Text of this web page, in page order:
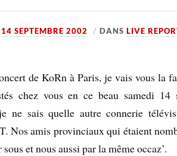
14 SEPTEMBRE 2002 DANSLIVE
de KoRn à Paris, je vais vous la
chez vous en ce beau samedi
ne sais quelle autre connerie
Nos amis provinciaux qui étaient
et nous aussi par la même occaz’.